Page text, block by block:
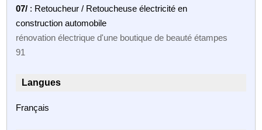
07/ : Retoucheur / Retoucheuse électricité en
construction automobile
rénovation électrique d'une boutique de beauté étampes
91
Langues
Français